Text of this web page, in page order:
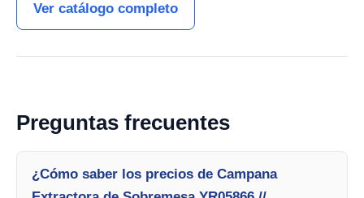
Ver catálogo completo
Preguntas frecuentes
¿Cómo saber los precios de Campana